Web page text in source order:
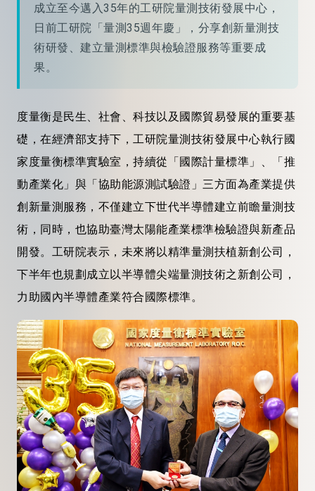
成立至今邁入35年的工研院量測技術發展中心，
日前工研院「量測35週年慶」，分享創新量測技
術研發、建立量測標準與檢驗證服務等重要成
果。
度量衡是民生、社會、科技以及國際貿易發展的重要基
礎，在經濟部支持下，工研院量測技術發展中心執行國
家度量衡標準實驗室，持續從「國際計量標準」、「推
動產業化」與「協助能源測試驗證」三方面為產業提供
創新量測服務，不僅建立下世代半導體建立前瞻量測技
術，同時，也協助臺灣太陽能產業標準檢驗證與新產品
開發。工研院表示，未來將以精準量測扶植新創公司，
下半年也規劃成立以半導體尖端量測技術之新創公司，
力助國內半導體產業符合國際標準。